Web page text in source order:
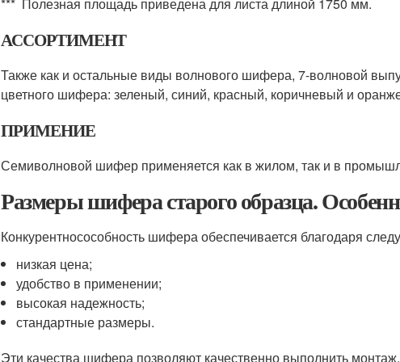
АССОРТИМЕНТ
Также как и остальные виды волнового шифера, 7-волновой
цветного шифера: зеленый, синий, красный, коричневый и
ПРИМЕНИЕ
Семиволновой шифер применяется как в жилом, так и в
Размеры шифера старого образца.
Конкурентносособность шифера обеспечивается благодаря
низкая цена;
удобство в применении;
высокая надежность;
стандартные размеры.
Эти качества шифера позволяют качественно выполнить